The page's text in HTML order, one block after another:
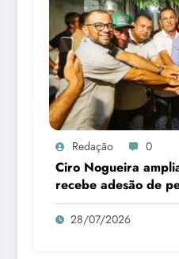
Redação 0
Ciro Nogueira
recebe adesão de
interior
28/07/2026